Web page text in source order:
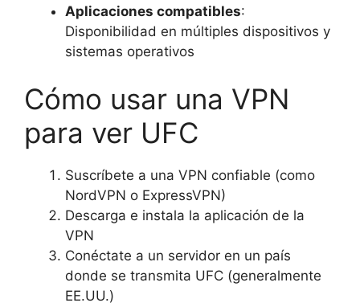
Aplicaciones compatibles:
Disponibilidad en múltiples dispositivos y
sistemas operativos
Cómo usar una VPN
para ver UFC
Suscríbete a una VPN confiable (como
NordVPN o ExpressVPN)
Descarga e instala la aplicación de la
VPN
Conéctate a un servidor en un país
donde se transmita UFC (generalmente
EE.UU.)